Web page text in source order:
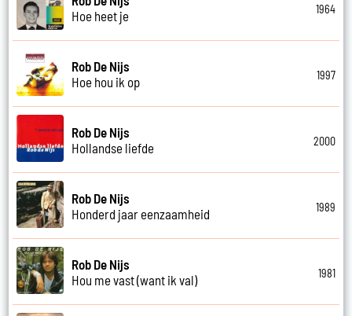
Hoe heet je
1964
Rob De Nijs
Hoe hou ik op
1997
Rob De Nijs
Hollandse liefde
2000
Rob De Nijs
Honderd jaar eenzaamheid
1989
Rob De Nijs
Hou me vast (want ik val)
1981